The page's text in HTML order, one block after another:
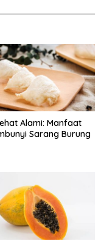
Alami: Manfaat
Sarang Burung